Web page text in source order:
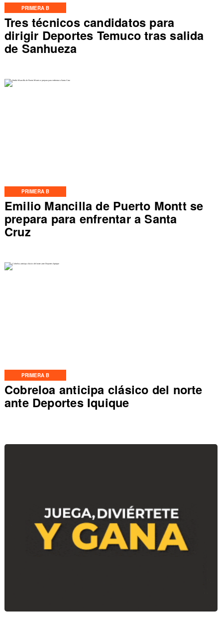
PRIMERA B
Tres técnicos candidatos para
dirigir Deportes Temuco tras salida
de Sanhueza
PRIMERA B
Emilio Mancilla de Puerto Montt se
prepara para enfrentar a Santa
Cruz
PRIMERA B
Cobreloa anticipa clásico del norte
ante Deportes Iquique